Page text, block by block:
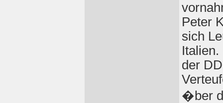
Peter
sich
der
�ber